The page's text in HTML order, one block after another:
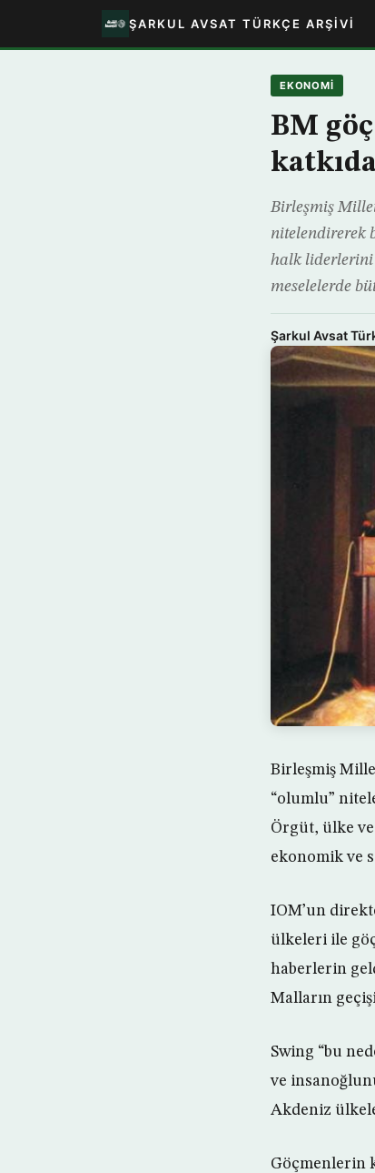
ŞARKUL AVSAT TÜRKÇE ARŞIVI
EKONOMİ
BM
Birleşmiş
nitelendirerek
halk liderlerini
meselelerde
Şarkul Avsat
Birleşmiş
“olumlu”
Örgüt, ülke
ekonomik ve
IOM’un
ülkeleri ile
haberlerin
Malların
Swing “bu
ve
Akdeniz
Göçmenlerin